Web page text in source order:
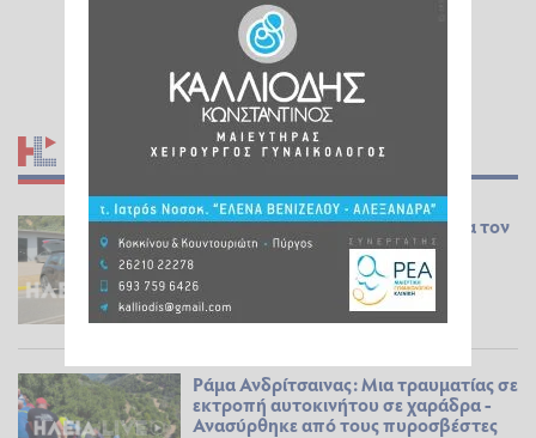
ΣΧΕΤΙΚΆ ΆΡΘΡΑ
Δυτ. Ελλάδα: Μείωση στα τροχαία τον
Ιούλιο - Μέθη και υπερβολική
ταχύτητα τα βασικότερα αίτια
ΕΠΊΚΑΙΡΑ 05.08.2026 09:35
Ράμα Ανδρίτσαινας: Μια τραυματίας σε
εκτροπή αυτοκινήτου σε χαράδρα -
Ανασύρθηκε από τους πυροσβέστες